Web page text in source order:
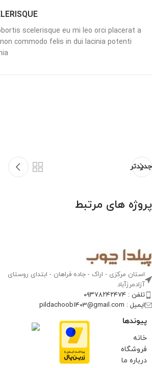
scelerisque eu mi leo orci placerat a
commodo felis in dui lacinia potenti
جدیدتر
پروژه های مرتبط
Potenti parturient parturie
استان مرکزی - اراک - جاده فراهان - ابتدای روستای
آزادمرزآباد​
تلفن : ۰۹۳۷۸۲۴۲۴۷۴
ایمیل : pildachoob1403@gmail.com
پیوندها
خانه
فروشگاه
درباره ما